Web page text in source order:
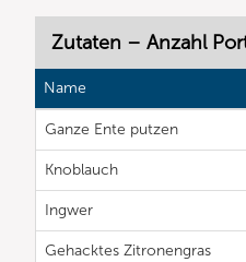
Zutaten – Anzahl
Name
Ganze Ente putzen
Knoblauch
Ingwer
Gehacktes Zitronengras